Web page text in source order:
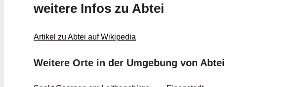
weitere Infos zu Abtei
Artikel zu Abtei auf Wikipedia
Weitere Orte in der Umgebung von Abtei